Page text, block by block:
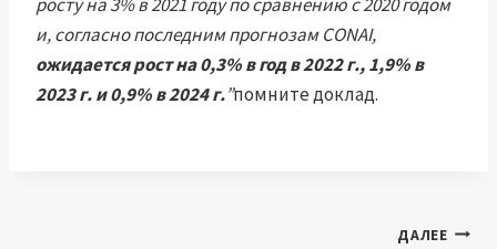
и, согласно последним прогнозам CONAI,
ожидается рост на 0,3% в год в 2022 г., 1,9% в
2023 г. и 0,9% в 2024 г.”помните доклад.
ДАЛЕЕ